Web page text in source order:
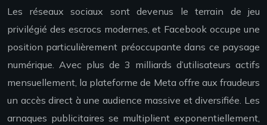
Les réseaux sociaux sont devenus le terrain de jeu
privilégié des escrocs modernes, et Facebook occupe une
position particulièrement préoccupante dans ce paysage
numérique. Avec plus de 3 milliards d’utilisateurs actifs
mensuellement, la plateforme de Meta offre aux fraudeurs
un accès direct à une audience massive et diversifiée. Les
arnaques publicitaires se multiplient exponentiellement,